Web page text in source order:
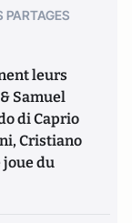
PARTAGES
leurs
Samuel
di Caprio
Cristiano
joue du